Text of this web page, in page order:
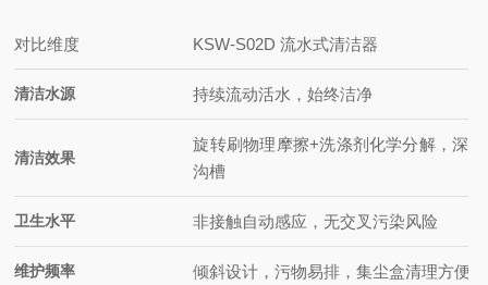
对比维度 KSW-S02D 流水式清洁器
清洁水源 持续流动活水，始终洁净
清洁效果
旋转刷物理摩擦+洗涤剂化学分解，深入
沟槽
卫生水平 非接触自动感应，无交叉污染风险
维护频率 倾斜设计，污物易排，集尘盒清理方便